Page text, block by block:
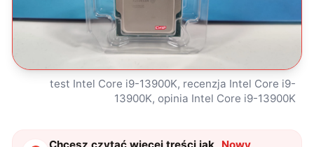
test Intel Core i9-13900K, recenzja Intel Core i9-
13900K, opinia Intel Core i9-13900K